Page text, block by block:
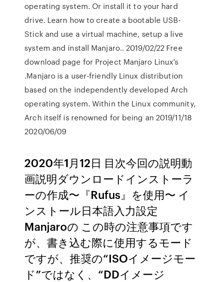
operating system. Or install it to your hard
drive. Learn how to create a bootable USB-
Stick and use a virtual machine, setup a live
system and install Manjaro.. 2019/02/22 Free
download page for Project Manjaro Linux's
.Manjaro is a user-friendly Linux distribution
based on the independently developed Arch
operating system. Within the Linux community,
Arch itself is renowned for being an 2019/11/18
2020/06/09
2020年1月12日 目次今回の説明動
画説明ダウンロードインストーラ
ーの作成〜『Rufus』を使用〜 イ
ンストール日本語入力設定
Manjaroの この時の注意事項です
が、書き込む際に使用するモード
ですが、推奨の“ISOイメージモー
ド”ではなく、“DDイメージ